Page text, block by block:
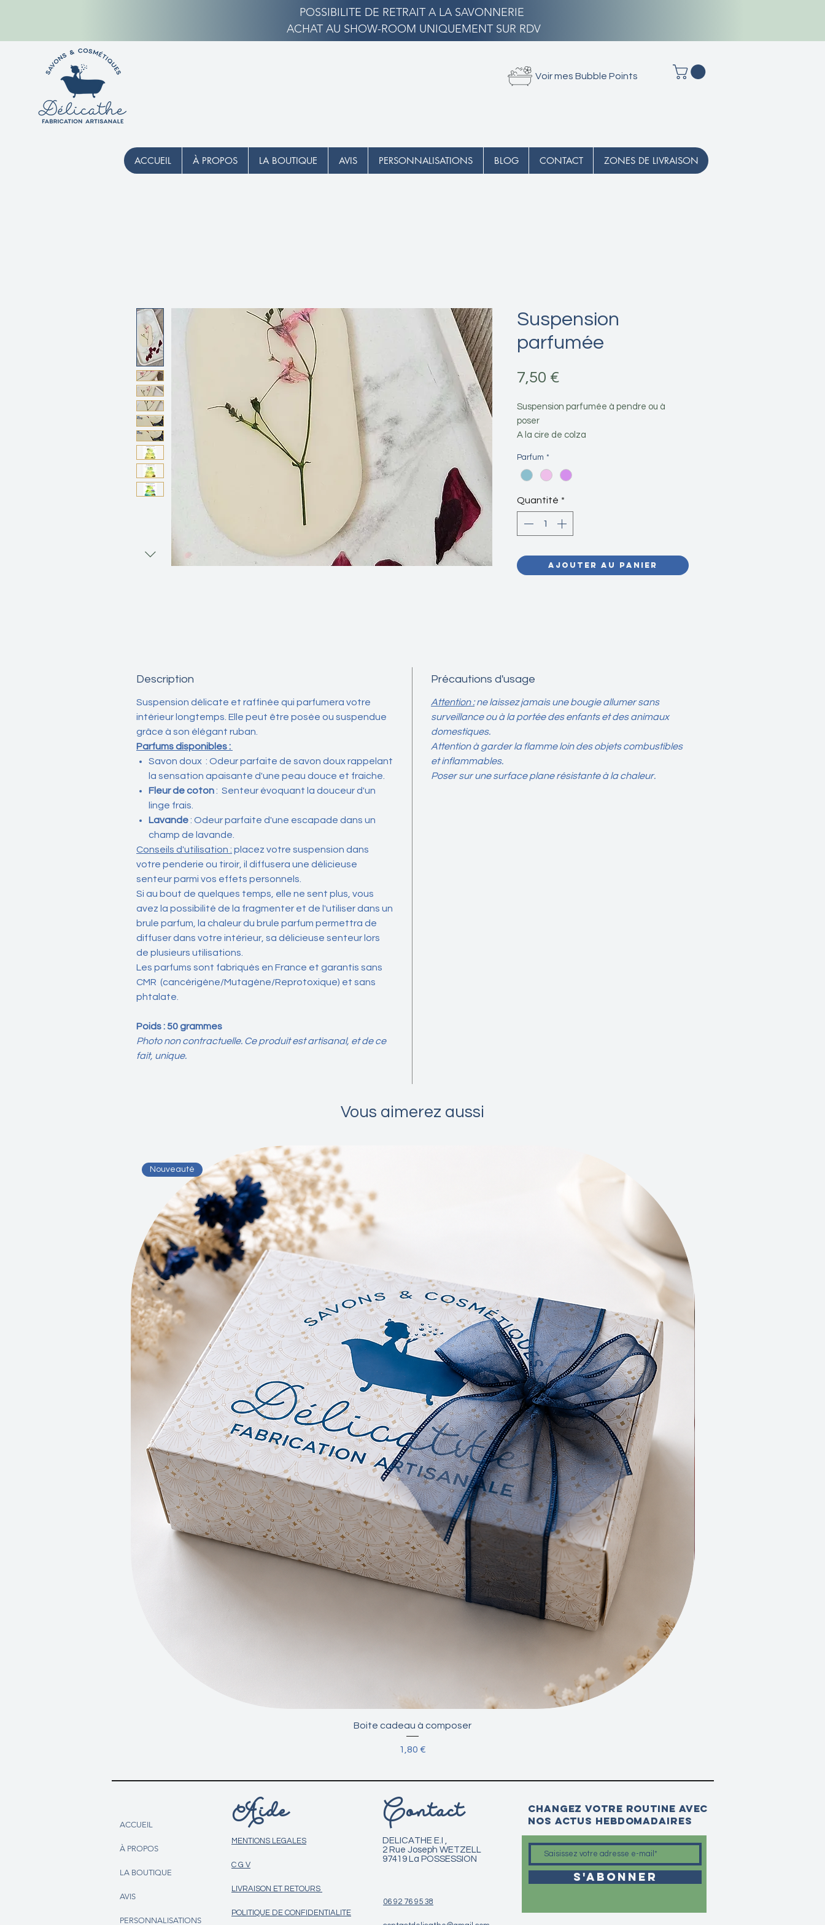
POSSIBILITE DE RETRAIT A LA SAVONNERIE
ACHAT AU SHOW-ROOM UNIQUEMENT SUR RDV
Voir mes Bubble Points
ACCUEIL À PROPOS LA BOUTIQUE AVIS PERSONNALISATIONS BLOG CONTACT ZONES DE LIVRAISON
Suspension
parfumée
7,50 €
Suspension parfumée à pendre ou à
poser
A la cire de colza
************************
En savoir plus :
Les suspensions de cire parfumée se
le fruit d'une alchimie délicate entre des
ingrédients naturels soigneusement
Inspirées par les senteurs envoûtantes
luxuriantes et des champs verdoyants,
mais vous faites également le choix de
Contrairement à de nombreux produits
substances chimiques potentiellement
nocives, les suspensions de cire parfumée
sont élaborées à partir d'ingrédients
comme la cire de colza et une fragrance
française sans CMR(cancérigène,
mutagène, reprotoxique) Leur fabrication
artisanale garantit une empreinte
écologique minimale, offrant ainsi une
alternative écologique et durable pour
parfumer votre vie quotidienne.
En conclusion, les suspensions de cire
parfumée sont bien plus qu'un simple
moyen de parfumer vos espaces de vie.
Elles incarnent l'essence même de la
nature, offrant une expérience
sensorielle envoûtante et une touche de
raffinement à chaque coin de votre
foyer. Optez pour l'authenticité et la
fraîcheur avec les suspensions de cire
parfumée, et laissez-vous transporter
dans un monde où la beauté de la nature
règne en maître.
Parfum *
Quantité *
Ajouter au panier
Description
Suspension délicate et raffinée qui parfumera votre
intérieur longtemps. Elle peut être posée ou suspendue
grâce à son élégant ruban.
Parfums disponibles :
Savon doux : Odeur parfaite de savon doux rappelant
la sensation apaisante d'une peau douce et fraiche.
Fleur de coton: Senteur évoquant la douceur d'un
linge frais.
Lavande: Odeur parfaite d'une escapade dans un
champ de lavande.
Conseils d'utilisation : placez votre suspension dans
votre penderie ou tiroir, il diffusera une délicieuse
senteur parmi vos effets personnels.
Si au bout de quelques temps, elle ne sent plus, vous
avez la possibilité de la fragmenter et de l'utiliser dans un
brule parfum, la chaleur du brule parfum permettra de
diffuser dans votre intérieur, sa délicieuse senteur lors
de plusieurs utilisations.
Les parfums sont fabriqués en France et garantis sans
CMR (cancérigène/Mutagène/Reprotoxique) et sans
phtalate.
Poids : 50 grammes
Photo non contractuelle. Ce produit est artisanal, et de ce
fait, unique.
Précautions d'usage
Attention :ne laissez jamais une bougie allumer sans
surveillance ou à la portée des enfants et des animaux
domestiques.
Attention à garder la flamme loin des objets combustibles
et inflammables.
Poser sur une surface plane résistante à la chaleur.
Vous aimerez aussi
Aperçu rapide
Nouveauté
Boite cadeau à composer
Prix
1,80 €
ACCUEIL
À PROPOS
LA BOUTIQUE
AVIS
PERSONNALISATIONS
Aide
MENTIONS LEGALES
C G V
LIVRAISON ET RETOURS
POLITIQUE DE CONFIDENTIALITE
Contact
DELICATHE E.I ,
2 Rue Joseph WETZELL
97419 La POSSESSION
06 92 76 95 38
Changez votre routine avec
nos actus hebdomadaires
S'abonner